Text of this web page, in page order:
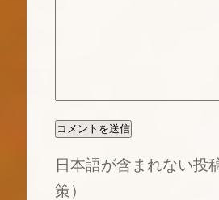
日本語が含まれない投
策）